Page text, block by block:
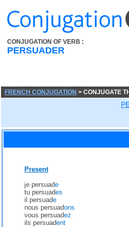
CONJUGATION OF VERB :
PERSUADER
FRENCH CONJUGATION > CONJUGATE
Present
je persuade
tu persuades
il persuade
nous persuadons
vous persuadez
ils persuadent